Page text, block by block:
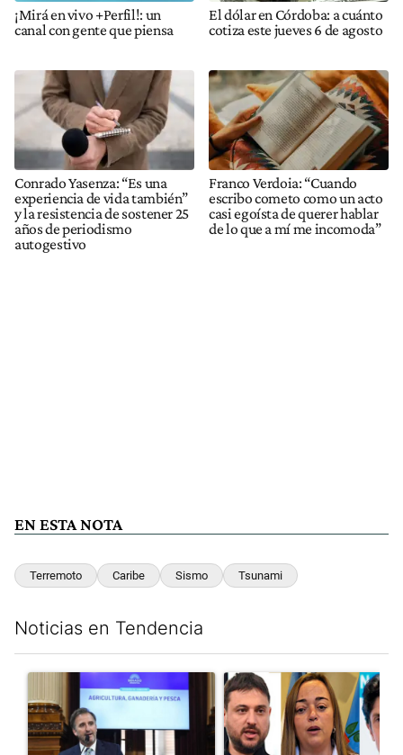
¡Mirá en vivo +Perfil!: un
canal con gente que piensa
El dólar en Córdoba: a cuánto
cotiza este jueves 6 de agosto
Conrado Yasenza: “Es una
experiencia de vida también”
y la resistencia de sostener 25
años de periodismo
autogestivo
Franco Verdoia: “Cuando
escribo cometo como un acto
casi egoísta de querer hablar
de lo que a mí me incomoda”
EN ESTA NOTA
Terremoto Caribe Sismo Tsunami
Noticias en Tendencia
Un artículo de tendencia con el título "Di Tullio impugnó a
Un artículo de tendencia con